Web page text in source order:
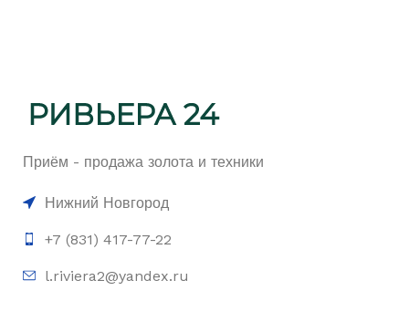
Приём - продажа золота и техники
Нижний Новгород
+7 (831) 417-77-22
l.riviera2@yandex.ru